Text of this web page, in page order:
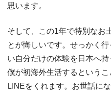
思います。
そして、この1年で特別なお
とが悔しいです。せっかく
い自分だけの体験を日本へ持
僕が初海外生活するという
LINEをくれます。お世話に